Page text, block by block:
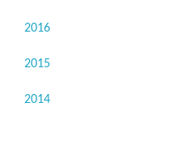
2016
2015
2014